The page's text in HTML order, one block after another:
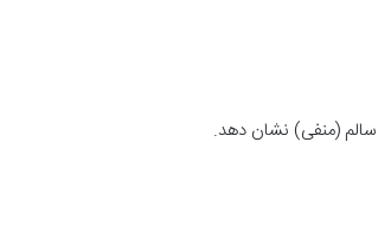
(منفی) نشان دهد.